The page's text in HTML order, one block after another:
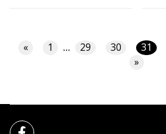
« 1 ... 29 30 31
»